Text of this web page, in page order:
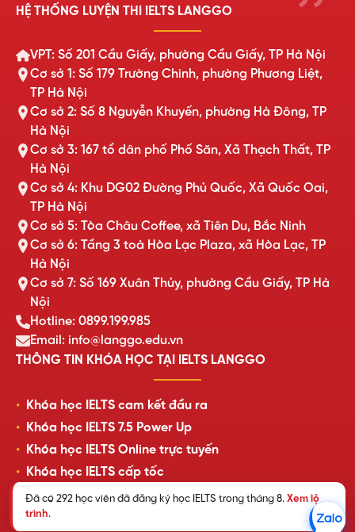
Đã có 292 học viên đã đăng ký học IELTS trong tháng 8. Xem lộ
trình.
HỆ THỐNG LUYỆN THI IELTS LANGGO
VPT: Số 201 Cầu Giấy, phường Cầu Giấy, TP Hà Nội
Cơ sở 1: Số 179 Trường Chinh, phường Phương Liệt,
TP Hà Nội
Cơ sở 2: Số 8 Nguyễn Khuyến, phường Hà Đông, TP
Hà Nội
Cơ sở 3: 167 tổ dân phố Phố Săn, Xã Thạch Thất, TP
Hà Nội
Cơ sở 4: Khu DG02 Đường Phủ Quốc, Xã Quốc Oai,
TP Hà Nội
Cơ sở 5: Tòa Châu Coffee, xã Tiên Du, Bắc Ninh
Cơ sở 6: Tầng 3 toà Hòa Lạc Plaza, xã Hòa Lạc, TP
Hà Nội
Cơ sở 7: Số 169 Xuân Thủy, phường Cầu Giấy, TP Hà
Nội
Hotline: 0899.199.985
Email: info@langgo.edu.vn
THÔNG TIN KHÓA HỌC TẠI IELTS LANGGO
Khóa học IELTS cam kết đầu ra
Khóa học IELTS 7.5 Power Up
Khóa học IELTS Online trực tuyến
Khóa học IELTS cấp tốc
Lịch khai giảng lớp học mới nhất
Review của học viên LangGo